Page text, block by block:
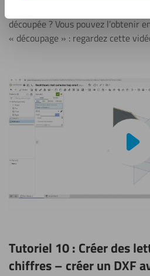
découpée ? Vous pouvez l’obtenir
« découpage » : regardez cette
Tutoriel 10 : Créer des
chiffres – créer un DXF